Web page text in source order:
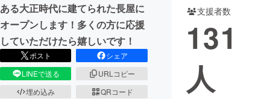
ある大正時代に建てられた長屋に
オープンします！多くの方に応援
していただけたら嬉しいです！
ポスト
シェア
LINEで送る
URLコピー
埋め込み
QRコード
支援者数
131
人